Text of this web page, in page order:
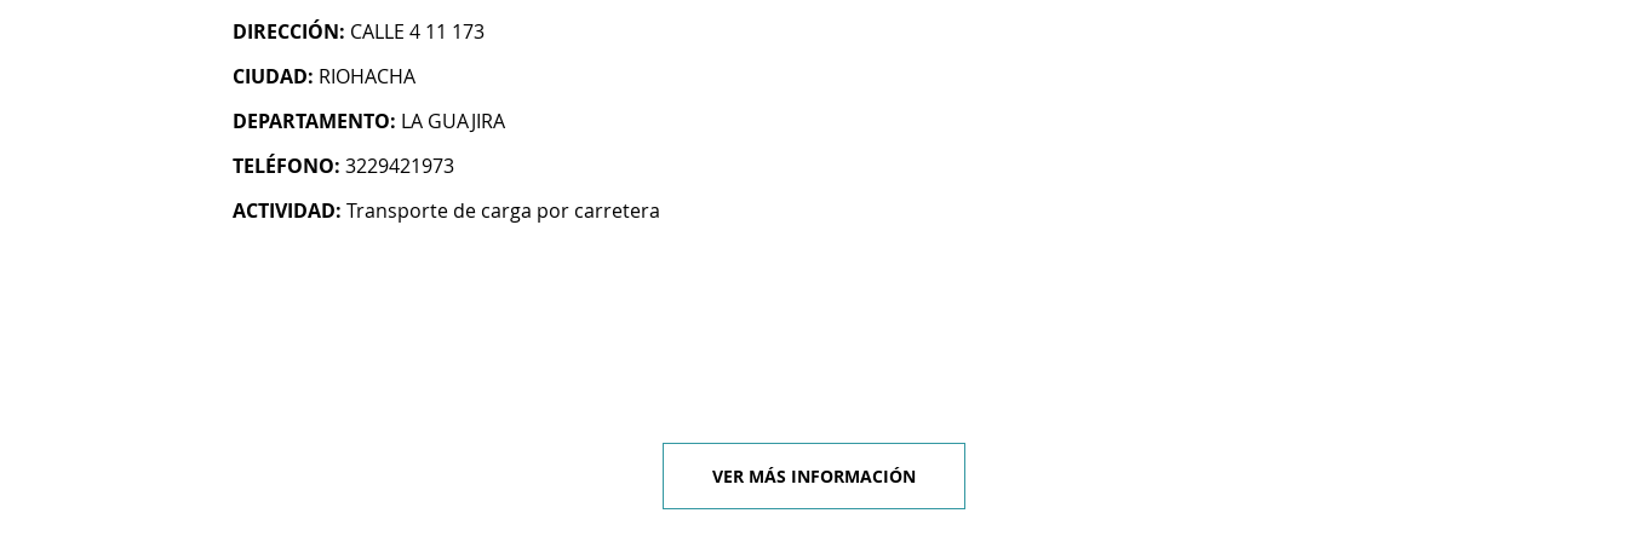
DIRECCIÓN: CALLE 4 11 173
CIUDAD: RIOHACHA
DEPARTAMENTO: LA GUAJIRA
TELÉFONO: 3229421973
ACTIVIDAD: Transporte de carga por carretera
VER MÁS INFORMACIÓN